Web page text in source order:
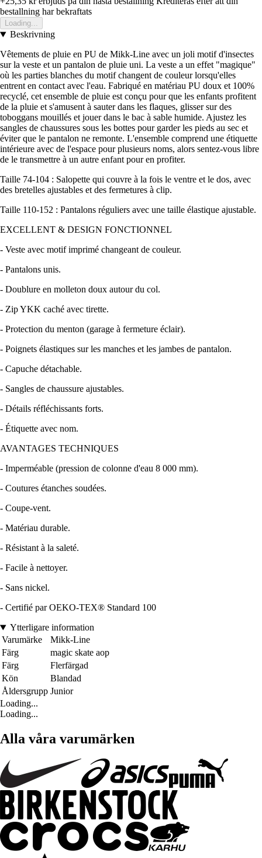
bestallning har bekraftats
Loading...
Beskrivning
Vêtements de pluie en PU de Mikk-Line avec un joli motif d'insectes
sur la veste et un pantalon de pluie uni. La veste a un effet "magique"
où les parties blanches du motif changent de couleur lorsqu'elles
entrent en contact avec l'eau. Fabriqué en matériau PU doux et 100%
recyclé, cet ensemble de pluie est conçu pour que les enfants profitent
de la pluie et s'amusent à sauter dans les flaques, glisser sur des
toboggans mouillés et jouer dans le bac à sable humide. Ajustez les
sangles de chaussures sous les bottes pour garder les pieds au sec et
éviter que le pantalon ne remonte. L'ensemble comprend une étiquette
intérieure avec de l'espace pour plusieurs noms, alors sentez-vous libre
de le transmettre à un autre enfant pour en profiter.
Taille 74-104 : Salopette qui couvre à la fois le ventre et le dos, avec
des bretelles ajustables et des fermetures à clip.
Taille 110-152 : Pantalons réguliers avec une taille élastique ajustable.
EXCELLENT & DESIGN FONCTIONNEL
- Veste avec motif imprimé changeant de couleur.
- Pantalons unis.
- Doublure en molleton doux autour du col.
- Zip YKK caché avec tirette.
- Protection du menton (garage à fermeture éclair).
- Poignets élastiques sur les manches et les jambes de pantalon.
- Capuche détachable.
- Sangles de chaussure ajustables.
- Détails réfléchissants forts.
- Étiquette avec nom.
AVANTAGES TECHNIQUES
- Imperméable (pression de colonne d'eau 8 000 mm).
- Coutures étanches soudées.
- Coupe-vent.
- Matériau durable.
- Résistant à la saleté.
- Facile à nettoyer.
- Sans nickel.
- Certifié par OEKO-TEX® Standard 100
Ytterligare information
Varumärke
Mikk-Line
Färg
magic skate aop
Färg
Flerfärgad
Kön
Blandad
Åldersgrupp Junior
Loading...
Loading...
Alla våra varumärken